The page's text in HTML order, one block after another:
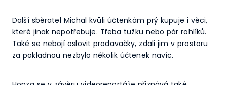
Další sběratel Michal kvůli účtenkám prý kupuje i věci,
které jinak nepotřebuje. Třeba tužku nebo pár rohlíků.
Také se nebojí oslovit prodavačky, zdali jim v prostoru
za pokladnou nezbylo několik účtenek navíc.